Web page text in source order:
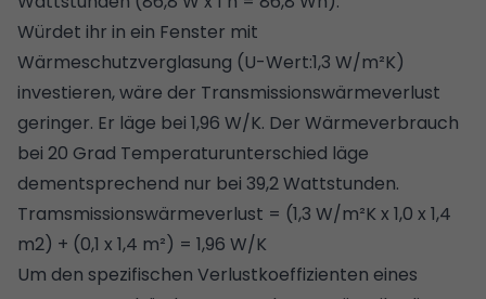
Würdet ihr in ein Fenster mit
Wärmeschutzverglasung (U-Wert:1,3 W/m²K)
investieren, wäre der Transmissionswärmeverlust
geringer. Er läge bei 1,96 W/K. Der Wärmeverbrauch
bei 20 Grad Temperaturunterschied läge
dementsprechend nur bei 39,2 Wattstunden.
Tramsmissionswärmeverlust = (1,3 W/m²K x 1,0 x 1,4
m2) + (0,1 x 1,4 m²) = 1,96 W/K
Um den spezifischen Verlustkoeffizienten eines